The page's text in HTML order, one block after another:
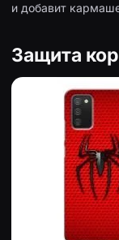
и добавит
Защита